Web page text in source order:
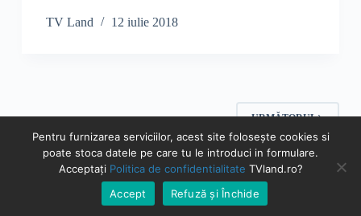
TV Land 12 iulie 2018
URMĂTORUL
© TVland.ro 2026 - Toate drepturile rezervate | Prin
achizitionarea de servicii si produse prin link-urile de afiliere,
TVland.ro poate castiga un comision.
Pentru furnizarea serviciilor, acest site folosește cookies si
poate stoca datele pe care tu le introduci in formulare.
Acceptați Politica de confidentialitate TVland.ro?
Accept
Refuză și Închide